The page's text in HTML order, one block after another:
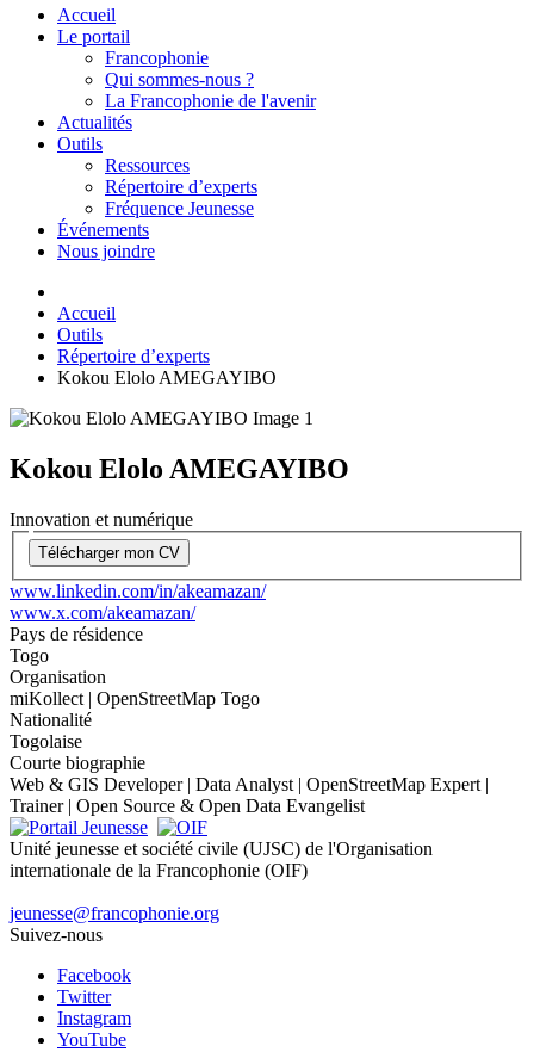
Accueil
Le portail
Francophonie
Qui sommes-nous ?
La Francophonie de l'avenir
Actualités
Outils
Ressources
Répertoire d’experts
Fréquence Jeunesse
Événements
Nous joindre
Accueil
Outils
Répertoire d’experts
Kokou Elolo AMEGAYIBO
Kokou Elolo AMEGAYIBO
Innovation et numérique
Télécharger mon CV
www.linkedin.com/in/akeamazan/
www.x.com/akeamazan/
Pays de résidence
Togo
Organisation
miKollect | OpenStreetMap Togo
Nationalité
Togolaise
Courte biographie
Web & GIS Developer | Data Analyst | OpenStreetMap Expert |
Trainer | Open Source & Open Data Evangelist
Unité jeunesse et société civile (UJSC) de l'Organisation
internationale de la Francophonie (OIF)
jeunesse@francophonie.org
Suivez-nous
Facebook
Twitter
Instagram
YouTube